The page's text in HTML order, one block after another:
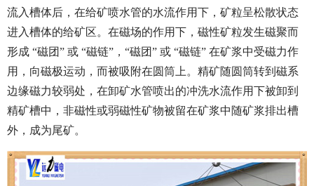
流入槽体后，在给矿喷水管的水流作用下，矿粒呈松散状态
进入槽体的给矿区。在磁场的作用下，磁性矿粒发生磁聚而
形成 “磁团” 或 “磁链”，“磁团” 或 “磁链” 在矿浆中受磁力作
用，向磁极运动，而被吸附在圆筒上。精矿随圆筒转到磁系
边缘磁力较弱处，在卸矿水管喷出的冲洗水流作用下被卸到
精矿槽中，非磁性或弱磁性矿物被留在矿浆中随矿浆排出槽
外，成为尾矿。